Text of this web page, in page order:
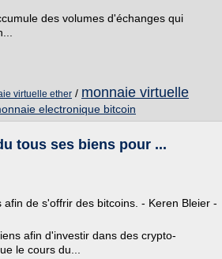
des volumes d'échanges qui
virtuelle ether / monnaie virtuelle
electronique bitcoin
tous ses biens pour ...
de s'offrir des bitcoins. - Keren Bleier -
afin d'investir dans des crypto-
le cours du...